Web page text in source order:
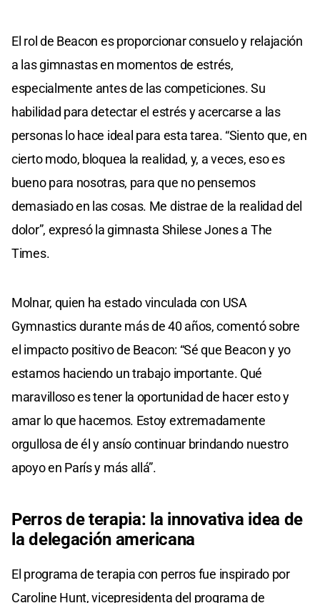
El rol de Beacon es proporcionar consuelo y relajación
a las gimnastas en momentos de estrés,
especialmente antes de las competiciones. Su
habilidad para detectar el estrés y acercarse a las
personas lo hace ideal para esta tarea. “Siento que, en
cierto modo, bloquea la realidad, y, a veces, eso es
bueno para nosotras, para que no pensemos
demasiado en las cosas. Me distrae de la realidad del
dolor”, expresó la gimnasta Shilese Jones a The
Times.
Molnar, quien ha estado vinculada con USA
Gymnastics durante más de 40 años, comentó sobre
el impacto positivo de Beacon: “Sé que Beacon y yo
estamos haciendo un trabajo importante. Qué
maravilloso es tener la oportunidad de hacer esto y
amar lo que hacemos. Estoy extremadamente
orgullosa de él y ansío continuar brindando nuestro
apoyo en París y más allá”.
Perros de terapia: la innovativa idea de
la delegación americana
El programa de terapia con perros fue inspirado por
Caroline Hunt, vicepresidenta del programa de